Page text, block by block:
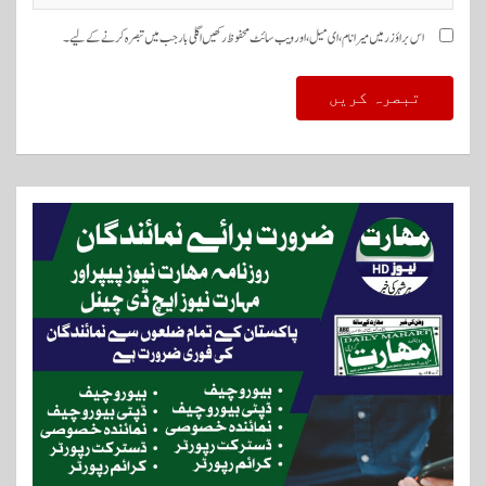
اس براؤزر میں میرا نام، ای میل، اور ویب سائٹ محفوظ رکھیں اگلی بار جب میں تبصرہ کرنے کےلیے۔